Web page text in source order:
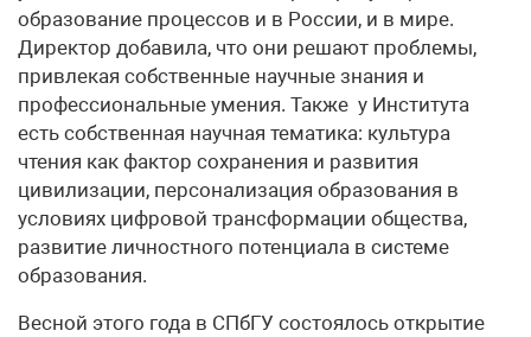
образование процессов и в России, и в мире.
Директор добавила, что они решают проблемы,
привлекая собственные научные знания и
профессиональные умения. Также у Института
есть собственная научная тематика: культура
чтения как фактор сохранения и развития
цивилизации, персонализация образования в
условиях цифровой трансформации общества,
развитие личностного потенциала в системе
образования.
Весной этого года в СПбГУ состоялось открытие